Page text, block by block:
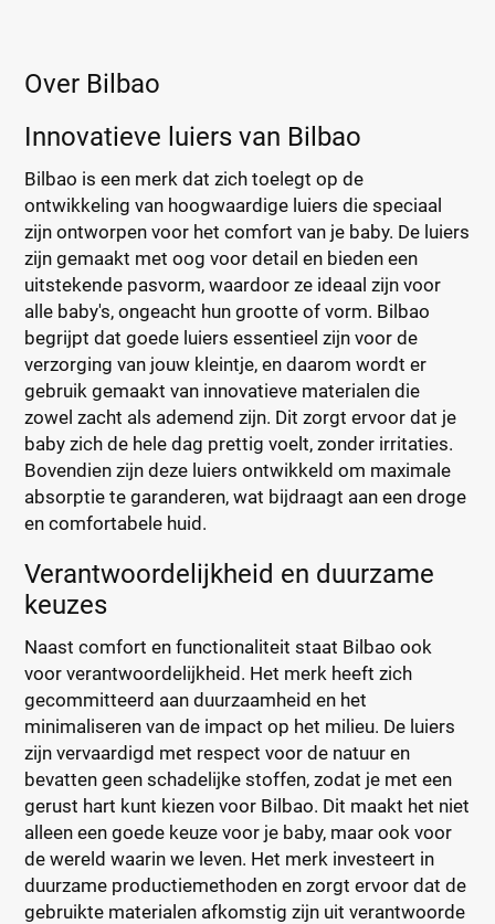
Over Bilbao
Innovatieve luiers van Bilbao
Bilbao is een merk dat zich toelegt op de
ontwikkeling van hoogwaardige luiers die speciaal
zijn ontworpen voor het comfort van je baby. De luiers
zijn gemaakt met oog voor detail en bieden een
uitstekende pasvorm, waardoor ze ideaal zijn voor
alle baby's, ongeacht hun grootte of vorm. Bilbao
begrijpt dat goede luiers essentieel zijn voor de
verzorging van jouw kleintje, en daarom wordt er
gebruik gemaakt van innovatieve materialen die
zowel zacht als ademend zijn. Dit zorgt ervoor dat je
baby zich de hele dag prettig voelt, zonder irritaties.
Bovendien zijn deze luiers ontwikkeld om maximale
absorptie te garanderen, wat bijdraagt aan een droge
en comfortabele huid.
Verantwoordelijkheid en duurzame
keuzes
Naast comfort en functionaliteit staat Bilbao ook
voor verantwoordelijkheid. Het merk heeft zich
gecommitteerd aan duurzaamheid en het
minimaliseren van de impact op het milieu. De luiers
zijn vervaardigd met respect voor de natuur en
bevatten geen schadelijke stoffen, zodat je met een
gerust hart kunt kiezen voor Bilbao. Dit maakt het niet
alleen een goede keuze voor je baby, maar ook voor
de wereld waarin we leven. Het merk investeert in
duurzame productiemethoden en zorgt ervoor dat de
gebruikte materialen afkomstig zijn uit verantwoorde